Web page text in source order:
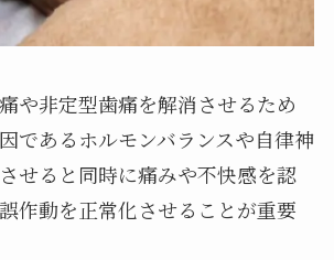
や非定型歯痛を解消させるため
であるホルモンバランスや自律神
せると同時に痛みや不快感を認
作動を正常化させることが重要